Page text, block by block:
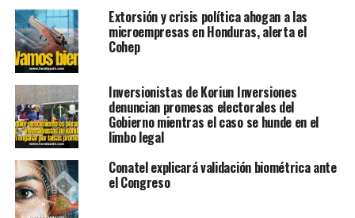
Extorsión y crisis política ahogan a las
microempresas en Honduras, alerta el
Cohep
Inversionistas de Koriun Inversiones
denuncian promesas electorales del
Gobierno mientras el caso se hunde en el
limbo legal
Conatel explicará validación biométrica ante
el Congreso